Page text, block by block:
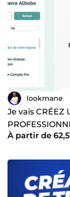
lookmane
Je vais CRÉEZ
FORMATIONS
À partir de